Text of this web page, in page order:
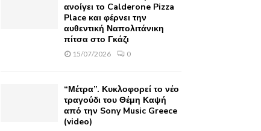
ανοίγει το Calderone Pizza
Place και φέρνει την
αυθεντική Ναπολιτάνικη
πίτσα στο Γκάζι
15/07/2026 0
“Μέτρα”. Κυκλοφορεί το νέο
τραγούδι του Θέμη Καψή
από την Sony Music Greece
(video)